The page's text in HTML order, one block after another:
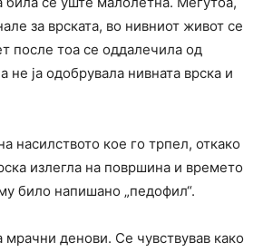
за врската, во нивниот живот се
после тоа се оддалечила од
не ја одобрувала нивната врска и
насилството кое го трпел, откако
излегла на површина и времето
било напишано „педофил“.
мрачни денови. Се чувствував како